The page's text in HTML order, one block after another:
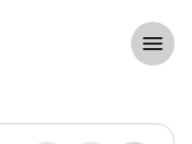
м², ЖК